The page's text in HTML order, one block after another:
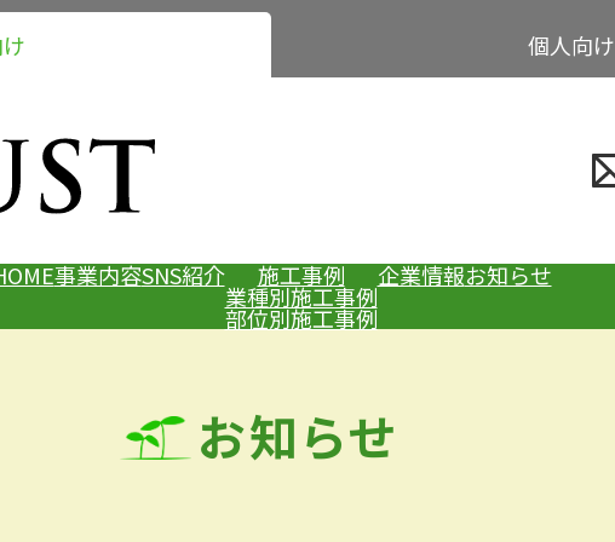
個人向け
事業内容SNS紹介 施工事例
業種別施工事例
部位別施工事例
企業情報お知らせ
お知らせ